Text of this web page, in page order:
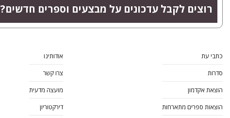
רוצים לקבל עדכונים על מבצעים וספרים חדשים?
כתבי עת
סדרות
הוצאת אקדמון
הוצאות ספרים מתארחות
אודותינו
צרו קשר
מועצה מדעית
דירקטוריון